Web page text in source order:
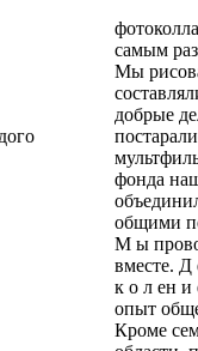
самым
Мы
добрые
фонда
общими
М ы
вместе. Д
к о л ен и
опыт
Кроме